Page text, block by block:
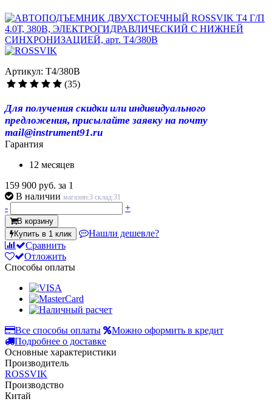
Артикул: T4/380В
(35)
Для получения скидки или индивидуального
предложения, присылайте заявку на почту
mail@instrument91.ru
Гарантия
12 месяцев
159 900 руб. за 1
В наличии магазин:3 склад:31
- +
В корзину
Купить в 1 клик
Нашли дешевле?
Сравнить
Отложить
Способы оплаты
Все способы оплаты
Можно оформить в кредит
Подробнее о доставке
Основные характеристики
Производитель
ROSSVIK
Производство
Китай